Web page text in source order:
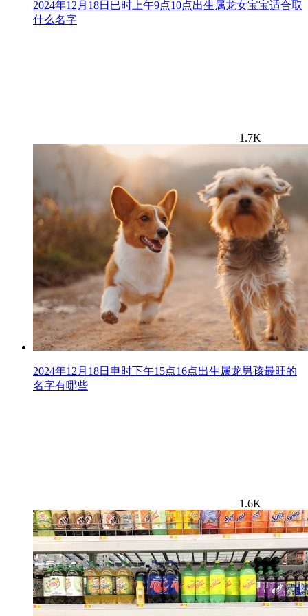
2024年12月18日巳时上午9点10点出生属龙女宝宝适合取
什么名字
1.7K
2024年12月18日申时下午15点16点出生属龙男孩最旺的
名字有哪些
1.6K